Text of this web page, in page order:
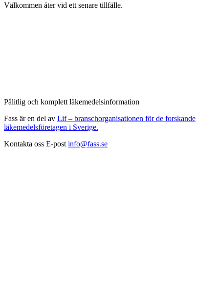
Välkommen åter vid ett senare tillfälle.
Pålitlig och komplett läkemedelsinformation
Fass är en del av Lif – branschorganisationen för de forskande
läkemedelsföretagen i Sverige.
Kontakta oss E-post info@fass.se